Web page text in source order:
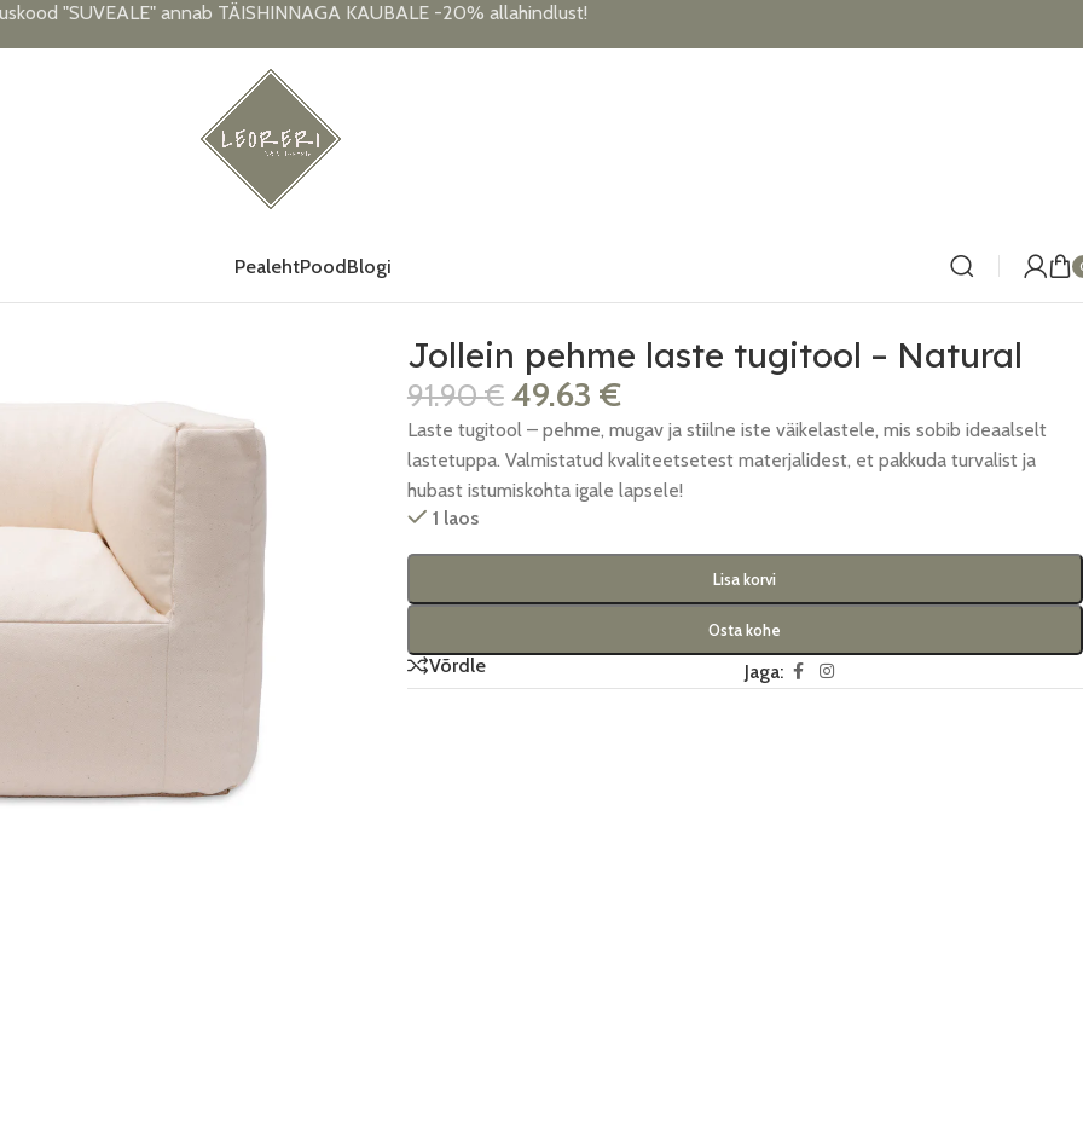
"SUVEALE" annab TÄISHINNAGA KAUBALE -20% allahindlust!
PealehtPoodBlogi
Jollein pehme laste tugitool – Natural
91.90€ 49.63 €
Laste tugitool – pehme, mugav ja stiilne iste väikelastele, mis sobib ideaalselt
lastetuppa. Valmistatud kvaliteetsetest materjalidest, et pakkuda turvalist ja
hubast istumiskohta igale lapsele!
1 laos
Lisa korvi
Osta kohe
Võrdle Jaga: